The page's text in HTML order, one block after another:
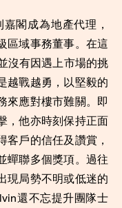
嘉閣成為地產代理，
區域事務董事。在這
沒有因遇上市場的挑
越戰越勇，以堅毅的
來應對樓市難關。即
，他亦時刻保持正面
客戶的信任及讚賞，
蟬聯多個獎項。過往
現局勢不明或低迷的
還不忘提升團隊士